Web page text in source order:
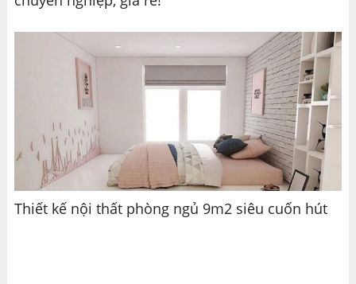
Thiết kế nội thất phòng ngủ 9m2 siêu cuốn hút